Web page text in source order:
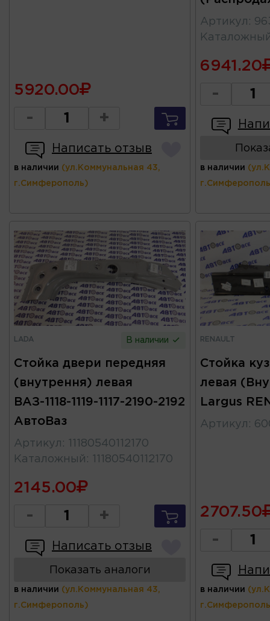
5920.00
- +
Написать отзыв
в наличии (ул.Коммунальная 43,
г.Симферополь)
Артикул :
6941.20
-
в наличии
LADA В наличии
Стойка двери передняя
(внутрення) левая
ВАЗ-1118-1119-1117-2190-2192
АвтоВаз
Артикул :
11180540112170
Каталожный : 11180540112170
2145.00
- +
Написать отзыв
Показать аналоги
в наличии (ул.Коммунальная 43,
г.Симферополь)
RENAULT
Стойка
левая
Largus
Артикул :
2707.50
-
в наличии